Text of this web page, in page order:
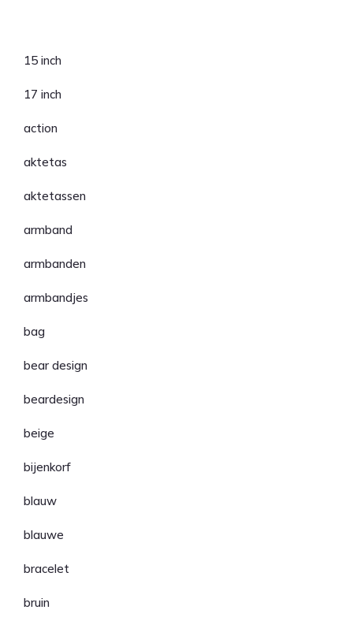
15 inch
17 inch
action
aktetas
aktetassen
armband
armbanden
armbandjes
bag
bear design
beardesign
beige
bijenkorf
blauw
blauwe
bracelet
bruin